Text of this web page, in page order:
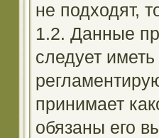
не подходят,
1.2. Данные
следует
принимает
обязаны его